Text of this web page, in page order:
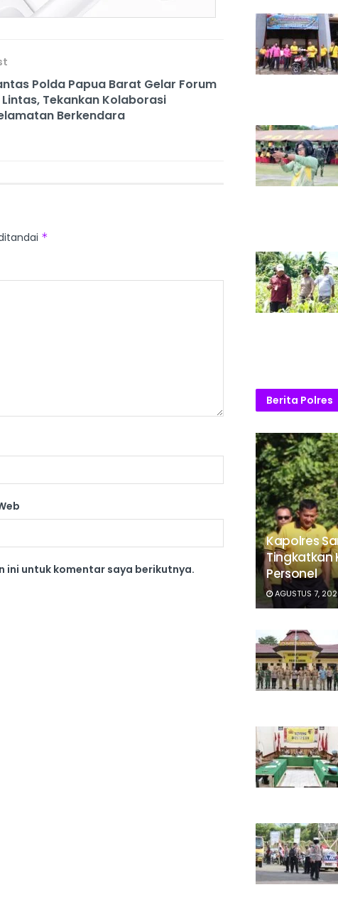
Polda Papua Barat Gelar Forum
Lintas, Tekankan Kolaborasi
Berkendara
*
ini untuk komentar saya berikutnya.
Berita Polres
Kapolres
Tingkatkan
Personel
AGUSTUS 7,